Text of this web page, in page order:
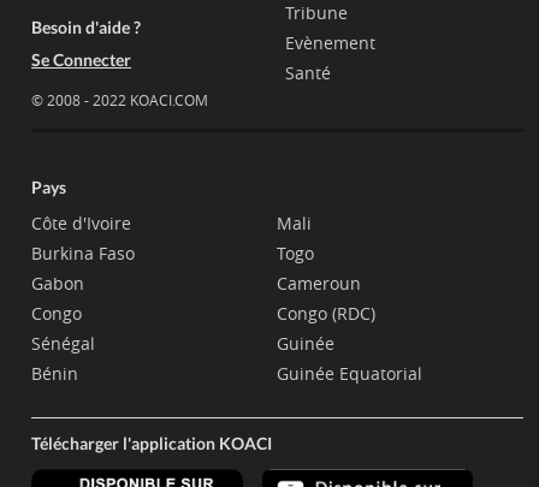
Besoin d'aide ?
Se Connecter
© 2008 - 2022 KOACI.COM
Tribune
Evènement
Santé
Pays
Côte d'Ivoire
Burkina Faso
Gabon
Congo
Sénégal
Bénin
Mali
Togo
Cameroun
Congo (RDC)
Guinée
Guinée Equatorial
Télécharger l'application KOACI